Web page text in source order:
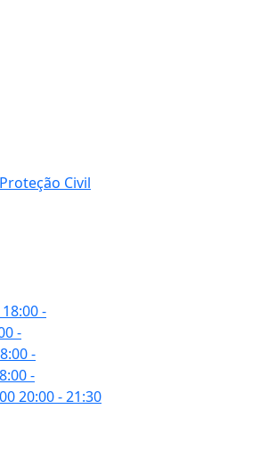
Civil
-
-
-
-
20:00 - 21:30